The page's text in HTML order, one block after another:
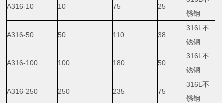
A316-10 10 75 25
锈钢
A316-50 50 110 38
316L不
锈钢
A316-100 100 180 50
316L不
锈钢
A316-250 250 235 75
316L不
锈钢